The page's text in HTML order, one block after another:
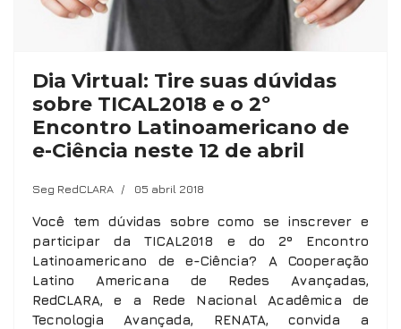
Dia Virtual: Tire suas dúvidas
sobre TICAL2018 e o 2º
Encontro Latinoamericano de
e-Ciência neste 12 de abril
Seg RedCLARA 05 abril 2018
Você tem dúvidas sobre como se inscrever e
participar da TICAL2018 e do 2º Encontro
Latinoamericano de e-Ciência? A Cooperação
Latino Americana de Redes Avançadas,
RedCLARA, e a Rede Nacional Acadêmica de
Tecnologia Avançada, RENATA, convida a